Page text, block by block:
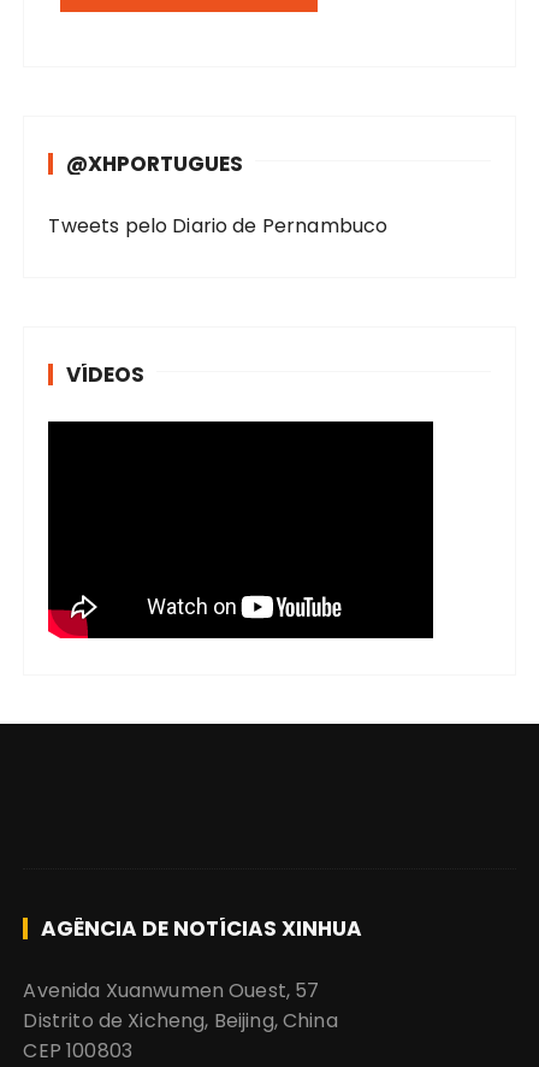
@XHPORTUGUES
Tweets pelo Diario de Pernambuco
VÍDEOS
AGÊNCIA DE NOTÍCIAS XINHUA
Avenida Xuanwumen Ouest, 57
Distrito de Xicheng, Beijing, China
CEP 100803